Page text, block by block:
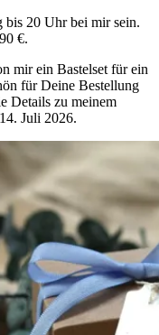
bis 20 Uhr bei mir sein.
€.
mir ein Bastelset für ein
für Deine Bestellung
Details zu meinem
Juli 2026.